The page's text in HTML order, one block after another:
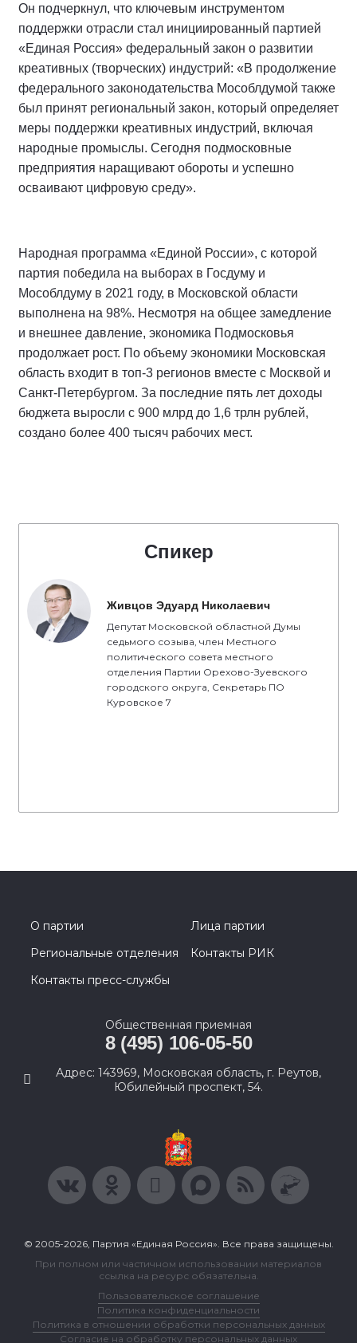
Он подчеркнул, что ключевым инструментом
поддержки отрасли стал инициированный партией
«Единая Россия» федеральный закон о развитии
креативных (творческих) индустрий: «В продолжение
федерального законодательства Мособлдумой также
был принят региональный закон, который определяет
меры поддержки креативных индустрий, включая
народные промыслы. Сегодня подмосковные
предприятия наращивают обороты и успешно
осваивают цифровую среду».
Народная программа «Единой России», с которой
партия победила на выборах в Госдуму и
Мособлдуму в 2021 году, в Московской области
выполнена на 98%. Несмотря на общее замедление
и внешнее давление, экономика Подмосковья
продолжает рост. По объему экономики Московская
область входит в топ-3 регионов вместе с Москвой и
Санкт-Петербургом. За последние пять лет доходы
бюджета выросли с 900 млрд до 1,6 трлн рублей,
создано более 400 тысяч рабочих мест.
Спикер
Живцов Эдуард Николаевич
Депутат Московской областной Думы
седьмого созыва, член Местного
политического совета местного
отделения Партии Орехово-Зуевского
городского округа, Секретарь ПО
Куровское 7
О партии
Лица партии
Региональные отделения
Контакты РИК
Контакты пресс-службы
Общественная приемная
8 (495) 106-05-50
Адрес: 143969, Московская область, г. Реутов,
Юбилейный проспект, 54.
© 2005-2026, Партия «Единая Россия». Все права защищены.
При полном или частичном использовании материалов
ссылка на ресурс обязательна.
Пользовательское соглашение
Политика конфиденциальности
Политика в отношении обработки персональных данных
Согласие на обработку персональных данных